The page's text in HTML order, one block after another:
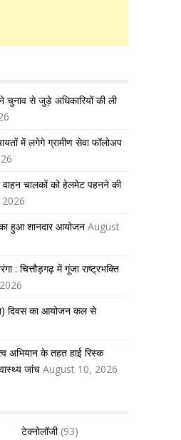
ने चुनाव से जुड़े अधिकारियों की ली
में लगेगे ग्रामीण सेवा फॉलोअप
चालकों को हेलमेट पहनने की
का हुआ शानदार आयोजन August
: चित्तौड़गढ़ में गूंजा राष्ट्रभक्ति
दिवस का आयोजन कल से
अभियान के तहत हाई रिस्क
जांच August 10, 2026
टेक्नोलॉजी(93)